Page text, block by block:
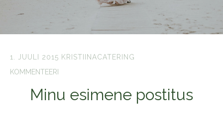
1. JUULI 2015 KRISTIINACATERING
KOMMENTEERI
Minu esimene postitus